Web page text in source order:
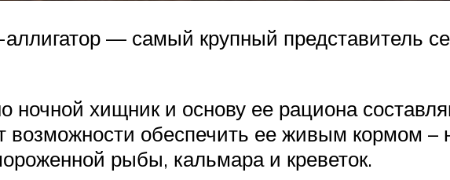
— самый крупный представитель
хищник и основу ее рациона
возможности обеспечить ее живым кормом –
рыбы, кальмара и креветок.